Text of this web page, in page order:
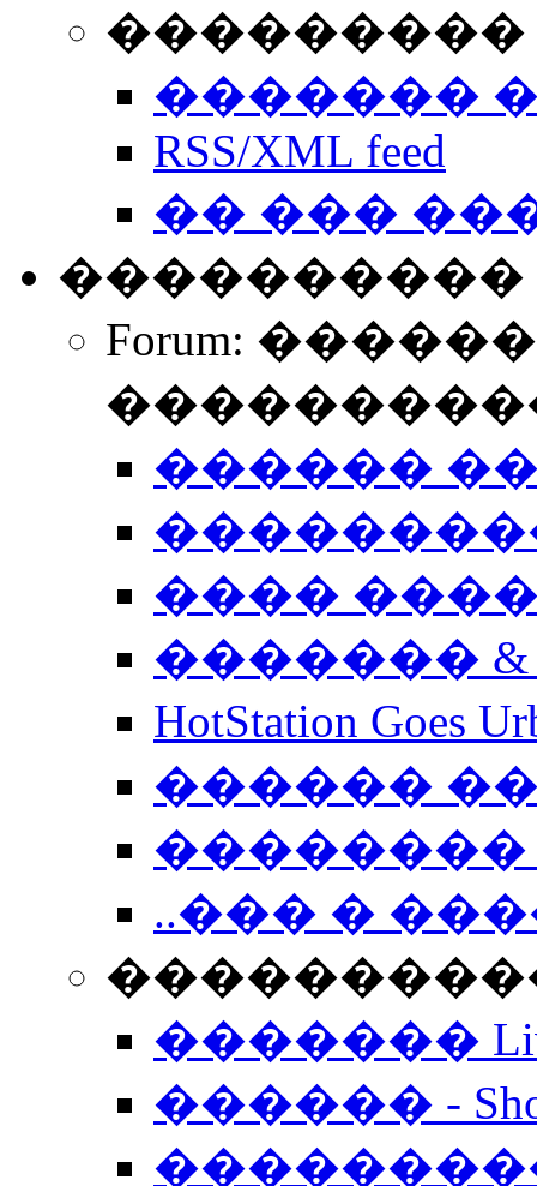
���������
�������
RSS/XML feed
�� ���
����������
Forum:
������
����
�������
HotStation
������
��������
..��� �
����������
�������
������ -